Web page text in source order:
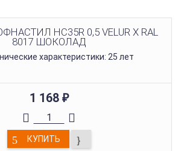
НС35R 0,5 VELUR X RAL
8017 ШОКОЛАД
характеристики: 25 лет
1 168 ₽
КУПИТЬ